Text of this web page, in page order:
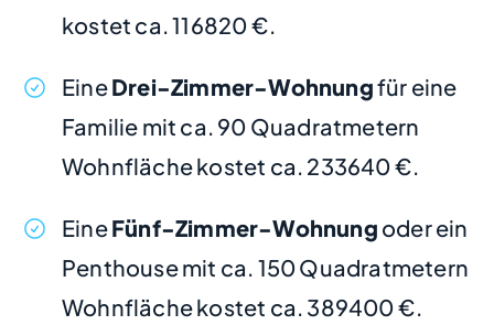
kostet ca. 116820 €.
EineDrei-Zimmer-Wohnungfür eine
Familie mit ca. 90 Quadratmetern
Wohnfläche kostet ca. 233640 €.
EineFünf-Zimmer-Wohnung oder ein
Penthouse mit ca. 150 Quadratmetern
Wohnfläche kostet ca. 389400 €.